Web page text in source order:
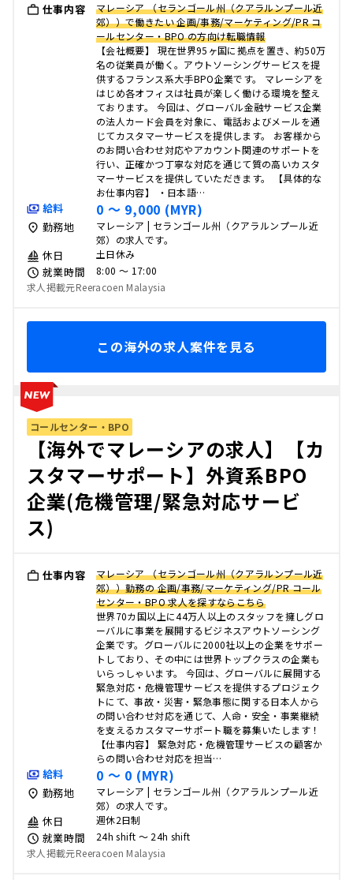
仕事内容
マレーシア （セランゴール州（クアラルンプール近
郊））で働きたい 企画/事務/マーケティング/PR コ
ールセンター・BPO の方向け転職情報
【会社概要】 現在世界95ヶ国に拠点を置き、約50万
名の従業員が働く。アウトソーシングサービスを提
供するフランス系大手BPO企業です。 マレーシアを
はじめ各オフィスは社員が楽しく働ける環境を整え
ております。 今回は、グローバル金融サービス企業
の法人カード会員を対象に、電話およびメールを通
じてカスタマーサービスを提供します。 お客様から
のお問い合わせ対応やアカウント関連のサポートを
行い、正確かつ丁寧な対応を通じて質の高いカスタ
マーサービスを提供していただきます。 【具体的な
お仕事内容】 ・日本語…
給料 0 〜 9,000 (MYR)
勤務地
マレーシア | セランゴール州（クアラルンプール近
郊）の求人です。
休日 土日休み
就業時間
8:00 〜 17:00
求人掲載元Reeracoen Malaysia
この海外の求人案件を見る
コールセンター・BPO
【海外でマレーシアの求人】【カ
スタマーサポート】外資系BPO
企業(危機管理/緊急対応サービ
ス)
仕事内容
マレーシア （セランゴール州（クアラルンプール近
郊））勤務の 企画/事務/マーケティング/PR コール
センター・BPO 求人を探すならこちら
世界70カ国以上に44万人以上のスタッフを擁しグロ
ーバルに事業を展開するビジネスアウトソーシング
企業です。グローバルに2000社以上の企業をサポー
トしており、その中には世界トップクラスの企業も
いらっしゃいます。 今回は、グローバルに展開する
緊急対応・危機管理サービスを提供するプロジェク
トにて、事故・災害・緊急事態に関する日本人から
の問い合わせ対応を通じて、人命・安全・事業継続
を支えるカスタマーサポート職を募集いたします！
【仕事内容】 緊急対応・危機管理サービスの顧客か
らの問い合わせ対応を担当…
給料 0 〜 0 (MYR)
勤務地
マレーシア | セランゴール州（クアラルンプール近
郊）の求人です。
休日 週休2日制
就業時間
24h shift 〜 24h shift
求人掲載元Reeracoen Malaysia